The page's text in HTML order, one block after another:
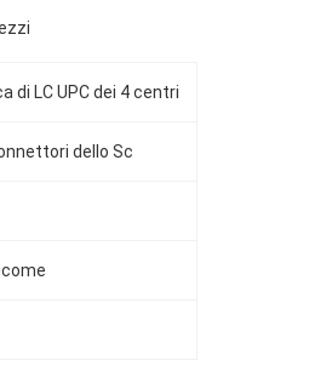
di LC UPC dei 4 centri
dello Sc